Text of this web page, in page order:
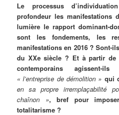
Le processus
profondeur les manifestations
lumière le rapport dominant-
sont les fondements, les
manifestations en 2016 ? Sont-
du XXe siècle ? Et à partir
contemporains agissent-
« l’entreprise de démolition » qui
en sa propre irremplaçabilité
chaînon », bref pour
totalitarisme ?